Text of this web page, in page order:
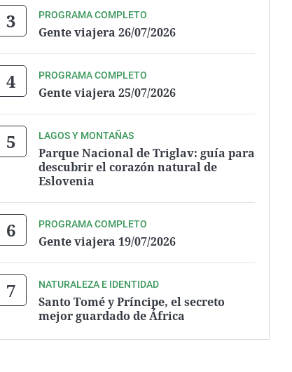
PROGRAMA COMPLETO
Gente viajera 26/07/2026
PROGRAMA COMPLETO
Gente viajera 25/07/2026
LAGOS Y MONTAÑAS
Parque Nacional de Triglav: guía para
descubrir el corazón natural de
Eslovenia
PROGRAMA COMPLETO
Gente viajera 19/07/2026
NATURALEZA E IDENTIDAD
Santo Tomé y Príncipe, el secreto
mejor guardado de África